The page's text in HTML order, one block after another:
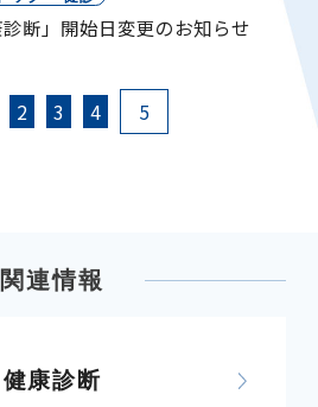
診断」開始日変更のお知らせ
2 3 4 5
関連情報
康診断